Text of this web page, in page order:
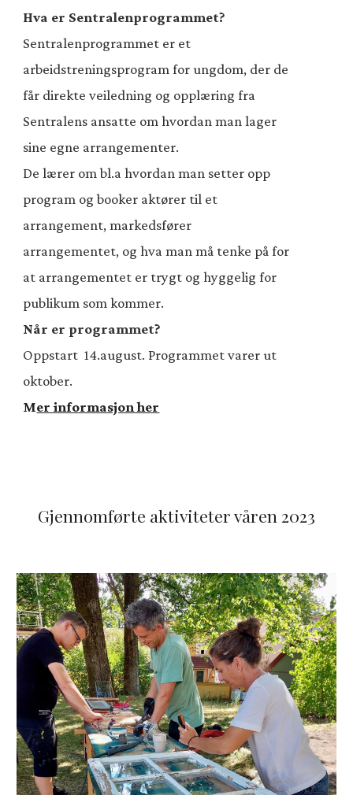
Hva er Sentralenprogrammet?
Sentralenprogrammet er et
arbeidstreningsprogram for ungdom, der de
får direkte veiledning og opplæring fra
Sentralens ansatte om hvordan man lager
sine egne arrangementer.
Delærer om bl.a hvordanman setter opp
program og booker aktører til et
arrangement, markedsfører
arrangementet, og hvaman må tenke på for
at arrangementet er trygt og hyggelig for
publikum som kommer.
Når er programmet?
Oppstart 14.august. Programmet varer ut
oktober.
Mer informasjon her
Gjennomførte aktiviteter våren 2023